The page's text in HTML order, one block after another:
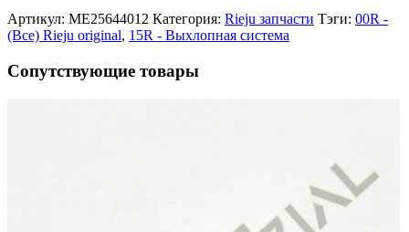
Артикул: ME25644012 Категория: Rieju запчасти Тэги: 00R -
(Все) Rieju original, 15R - Выхлопная система
Сопутствующие товары